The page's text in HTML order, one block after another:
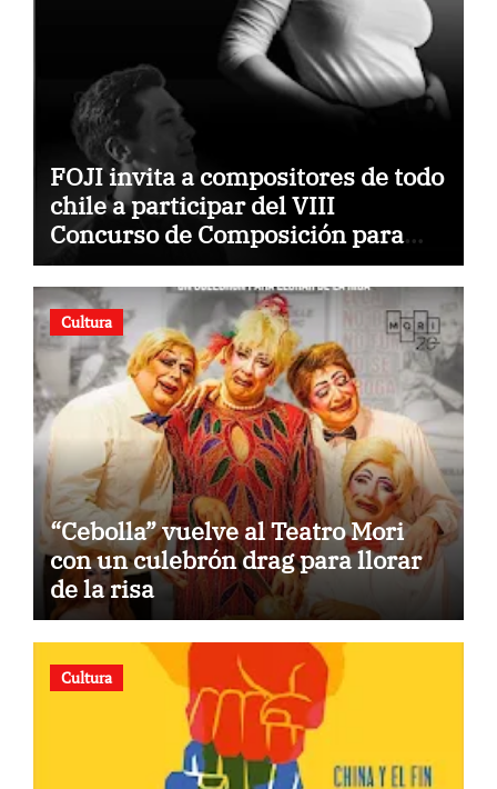
FOJI invita a compositores de todo
chile a participar del VIII
Concurso de Composición para
Orquestas Infanto Juveniles
“Jorge Peña Hen”
Cultura
“Cebolla” vuelve al Teatro Mori
con un culebrón drag para llorar
de la risa
Cultura